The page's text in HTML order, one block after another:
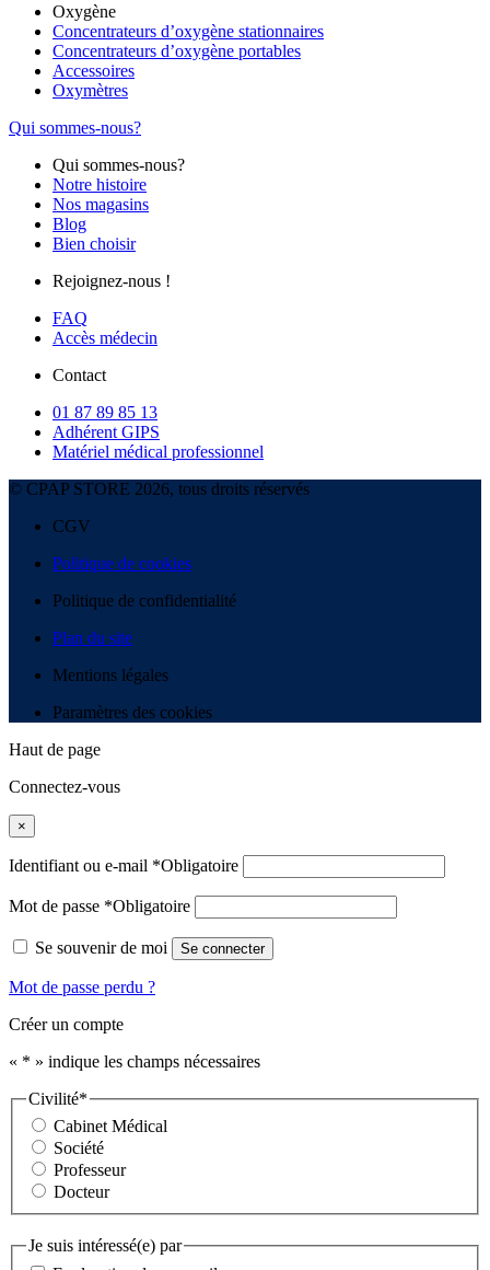
Oxygène
Concentrateurs d’oxygène stationnaires
Concentrateurs d’oxygène portables
Accessoires
Oxymètres
Qui sommes-nous?
Qui sommes-nous?
Notre histoire
Nos magasins
Blog
Bien choisir
Rejoignez-nous !
FAQ
Accès médecin
Contact
01 87 89 85 13
Adhérent GIPS
Matériel médical professionnel
© CPAP STORE 2026, tous droits réservés
CGV
Politique de cookies
Politique de confidentialité
Plan du site
Mentions légales
Paramètres des cookies
Haut de page
Connectez-vous
×
Identifiant ou e-mail *Obligatoire
Mot de passe *Obligatoire
Se souvenir de moi Se connecter
Mot de passe perdu ?
Créer un compte
« * » indique les champs nécessaires
Civilité*
Cabinet Médical
Société
Professeur
Docteur
Je suis intéressé(e) par